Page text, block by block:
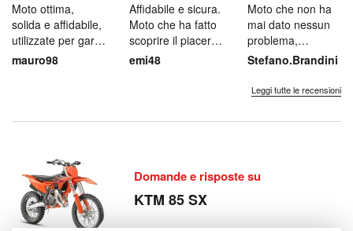
Moto ottima,
solida e affidabile,
utilizzate per gare
e tempo libero
mauro98
Affidabile e sicura.
Moto che ha fatto
scoprire il piacere
di guida a mio
emi48
Moto che non ha
mai dato nessun
problema,
affidabile e
la pi...
Stefano.Brandini
Leggi tutte le recensioni
Domande e risposte su
KTM 85 SX